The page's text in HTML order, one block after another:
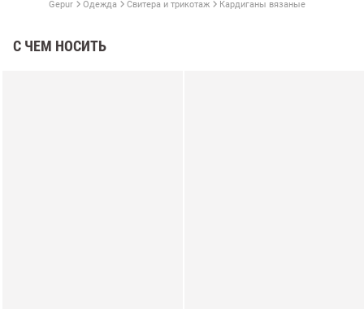
Gepur Одежда Свитера и трикотаж Кардиганы вязаные
С ЧЕМ НОСИТЬ